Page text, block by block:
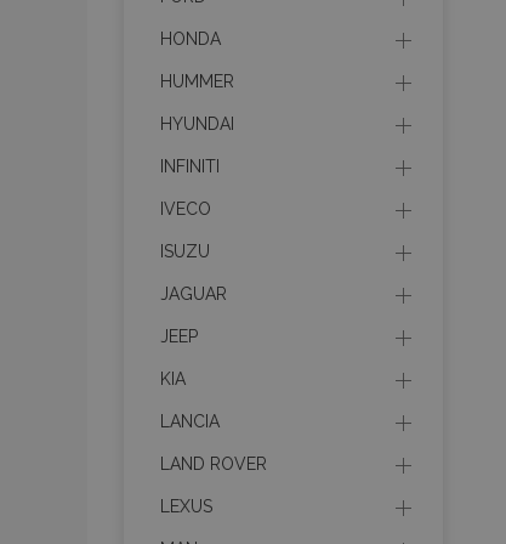
HONDA
HUMMER
HYUNDAI
INFINITI
IVECO
ISUZU
JAGUAR
JEEP
KIA
LANCIA
LAND ROVER
LEXUS